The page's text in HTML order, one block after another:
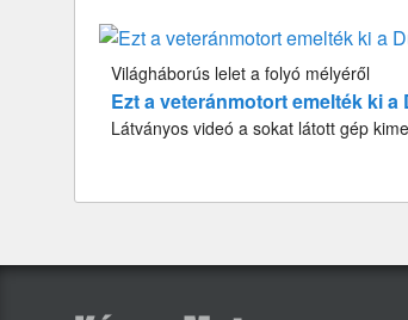
Világháborús lelet a folyó mélyéről
Ezt a veteránmotort emelték ki a
Látványos videó a sokat látott gép